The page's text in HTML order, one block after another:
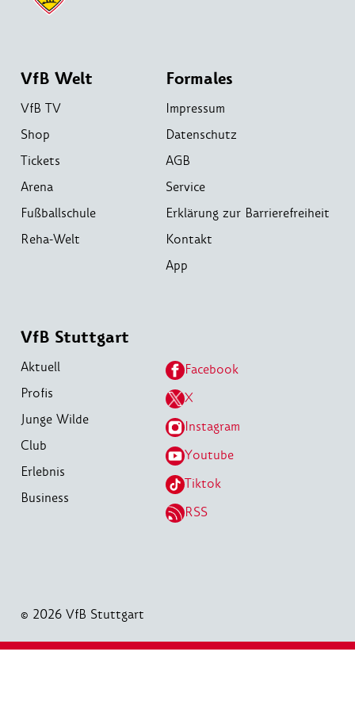
VfB Welt
VfB TV
Shop
Tickets
Arena
Fußballschule
Reha-Welt
Formales
Impressum
Datenschutz
AGB
Service
Erklärung zur Barrierefreiheit
Kontakt
App
VfB Stuttgart
Aktuell
Profis
Junge Wilde
Club
Erlebnis
Business
Facebook
X
Instagram
Youtube
Tiktok
RSS
© 2026 VfB Stuttgart